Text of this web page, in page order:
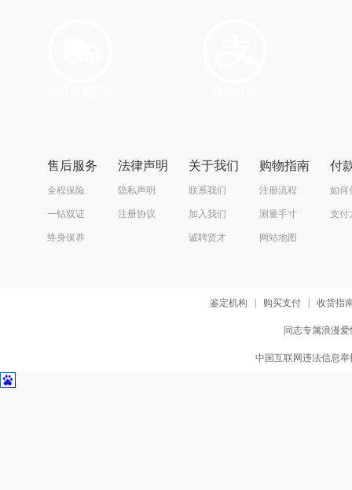
售后服务
全程保险
一钻双证
终身保养
法律声明
隐私声明
注册协议
关于我们
联系我们
加入我们
诚聘贤才
购物指南
注册流程
测量手寸
网站地图
付
如何
支付
鉴定机构 购买支付 收货指
同志专属浪漫
中国互联网违法信息